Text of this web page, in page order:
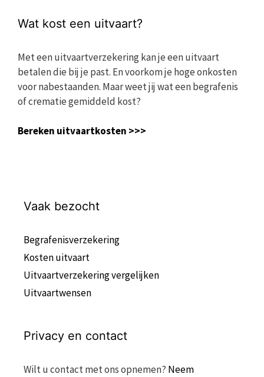
Wat kost een uitvaart?
Met een uitvaartverzekering kan je een uitvaart
betalen die bij je past. En voorkom je hoge onkosten
voor nabestaanden. Maar weet jij wat een begrafenis
of crematie gemiddeld kost?
Bereken uitvaartkosten >>>
Vaak bezocht
Begrafenisverzekering
Kosten uitvaart
Uitvaartverzekering vergelijken
Uitvaartwensen
Privacy en contact
Wilt u contact met ons opnemen? Neem